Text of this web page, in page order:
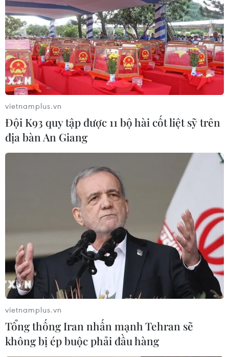
vietnamplus.vn
Đội K93 quy tập được 11 bộ hài cốt liệt sỹ trên
địa bàn An Giang
vietnamplus.vn
Tổng thống Iran nhấn mạnh Tehran sẽ
không bị ép buộc phải đầu hàng